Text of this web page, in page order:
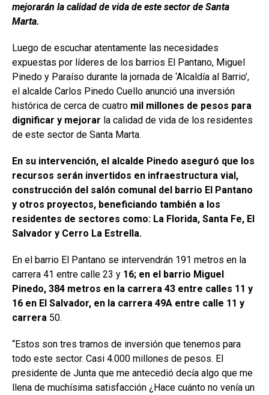
mejorarán la calidad de vida de este sector de Santa
Marta.
Luego de escuchar atentamente las necesidades
expuestas por líderes de los barrios El Pantano, Miguel
Pinedo y Paraíso durante la jornada de ‘Alcaldía al Barrio’,
el alcalde Carlos Pinedo Cuello anunció una inversión
histórica de cerca de cuatro mil millones de pesos para
dignificar y mejorar la calidad de vida de los residentes
de este sector de Santa Marta.
En su intervención, el alcalde Pinedo aseguró que los
recursos serán invertidos en infraestructura vial,
construcción del salón comunal del barrio El Pantano
y otros proyectos, beneficiando también a los
residentes de sectores como: La Florida, Santa Fe, El
Salvador y Cerro La Estrella.
En el barrio El Pantano se intervendrán 191 metros en la
carrera 41 entre calle 23 y 16; en el barrio Miguel
Pinedo, 384 metros en la carrera 43 entre calles 11 y
16 en El Salvador, en la carrera 49A entre calle 11 y
carrera 50.
“Estos son tres tramos de inversión que tenemos para
todo este sector. Casi 4.000 millones de pesos. El
presidente de Junta que me antecedió decía algo que me
llena de muchísima satisfacción ¿Hace cuánto no venía un